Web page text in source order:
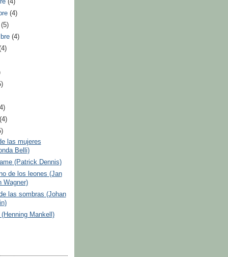
(4)
(4)
(5)
(4)
(4)
las mujeres
Belli)
(Patrick Dennis)
de los leones (Jan
Wagner)
las sombras (Johan
Mankell)